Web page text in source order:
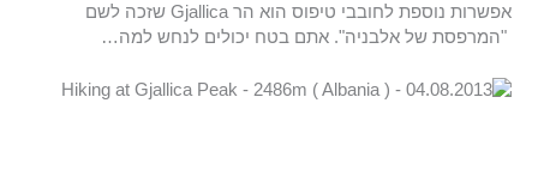
אפשרות נוספת לחובבי טיפוס הוא הר Gjallica שזכה לשם
"המרפסת של אלבניה". אתם בטח יכולים לנחש למה…